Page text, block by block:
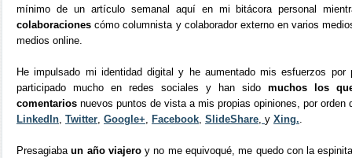
mínimo de un artículo semanal aquí en mi bitácora personal
colaboraciones cómo columnista y colaborador externo en varios
medios online.
He impulsado mi identidad digital y he aumentado mis esfuerzos por
participado mucho en redes sociales y han sido muchos los
comentarios nuevos puntos de vista a mis propias opiniones, por orden
LinkedIn, Twitter, Google+, Facebook, SlideShare, y Xing..
Presagiabaun año viajeroy no me equivoqué, me quedo con la